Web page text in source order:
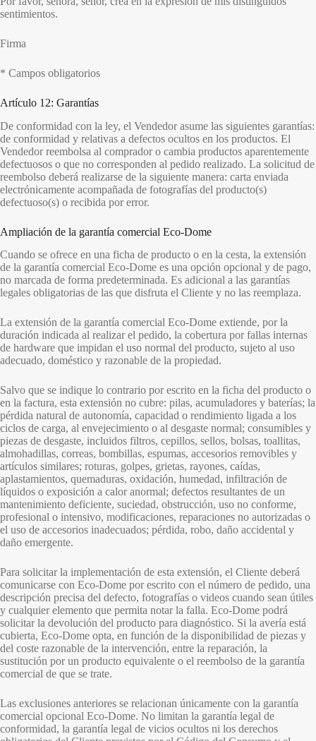
sentimientos.
Firma
* Campos obligatorios
Artículo 12: Garantías
De conformidad con la ley, el Vendedor asume las siguientes garantías:
de conformidad y relativas a defectos ocultos en los productos. El
Vendedor reembolsa al comprador o cambia productos aparentemente
defectuosos o que no corresponden al pedido realizado. La solicitud de
reembolso deberá realizarse de la siguiente manera: carta enviada
electrónicamente acompañada de fotografías del producto(s)
defectuoso(s) o recibida por error.
Ampliación de la garantía comercial Eco-Dome
Cuando se ofrece en una ficha de producto o en la cesta, la extensión
de la garantía comercial Eco-Dome es una opción opcional y de pago,
no marcada de forma predeterminada. Es adicional a las garantías
legales obligatorias de las que disfruta el Cliente y no las reemplaza.
La extensión de la garantía comercial Eco-Dome extiende, por la
duración indicada al realizar el pedido, la cobertura por fallas internas
de hardware que impidan el uso normal del producto, sujeto al uso
adecuado, doméstico y razonable de la propiedad.
Salvo que se indique lo contrario por escrito en la ficha del producto o
en la factura, esta extensión no cubre: pilas, acumuladores y baterías; la
pérdida natural de autonomía, capacidad o rendimiento ligada a los
ciclos de carga, al envejecimiento o al desgaste normal; consumibles y
piezas de desgaste, incluidos filtros, cepillos, sellos, bolsas, toallitas,
almohadillas, correas, bombillas, espumas, accesorios removibles y
artículos similares; roturas, golpes, grietas, rayones, caídas,
aplastamientos, quemaduras, oxidación, humedad, infiltración de
líquidos o exposición a calor anormal; defectos resultantes de un
mantenimiento deficiente, suciedad, obstrucción, uso no conforme,
profesional o intensivo, modificaciones, reparaciones no autorizadas o
el uso de accesorios inadecuados; pérdida, robo, daño accidental y
daño emergente.
Para solicitar la implementación de esta extensión, el Cliente deberá
comunicarse con Eco-Dome por escrito con el número de pedido, una
descripción precisa del defecto, fotografías o videos cuando sean útiles
y cualquier elemento que permita notar la falla. Eco-Dome podrá
solicitar la devolución del producto para diagnóstico. Si la avería está
cubierta, Eco-Dome opta, en función de la disponibilidad de piezas y
del coste razonable de la intervención, entre la reparación, la
sustitución por un producto equivalente o el reembolso de la garantía
comercial de que se trate.
Las exclusiones anteriores se relacionan únicamente con la garantía
comercial opcional Eco-Dome. No limitan la garantía legal de
conformidad, la garantía legal de vicios ocultos ni los derechos